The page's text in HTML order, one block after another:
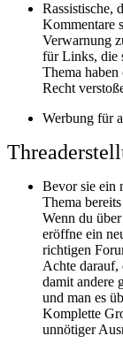
Rassistische,
Kommentare
Verwarnung
für Links, die
Thema haben
Recht
Werbung für
Bevor sie ein
Thema
Wenn du
eröffne ein
richtigen
Achte darauf,
damit andere
und man es
Komplette
unnötiger